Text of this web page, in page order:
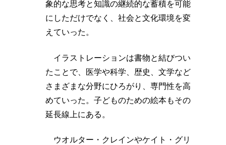
象的な思考と知識の継続的な蓄積を可能
にしただけでなく、社会と文化環境を変
えていった。
イラストレーションは書物と結びつい
たことで、医学や科学、歴史、文学など
さまざまな分野にひろがり、専門性を高
めていった。子どものための絵本もその
延長線上にある。
ウオルター・クレインやケイト・グリ